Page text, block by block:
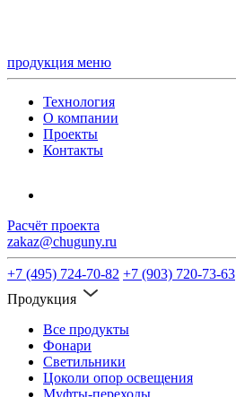
продукция меню
Технология
О компании
Проекты
Контакты
Расчёт проекта
zakaz@chuguny.ru
+7 (495) 724-70-82 +7 (903) 720-73-63
Продукция
Все продукты
Фонари
Светильники
Цоколи опор освещения
Муфты-переходы